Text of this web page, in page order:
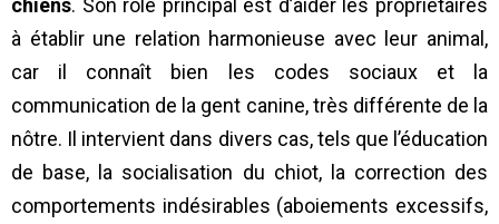
chiens. Son rôle principal est d’aider les propriétaires
à établir une relation harmonieuse avec leur animal,
car il connaît bien les codes sociaux et la
communication de la gent canine, très différente de la
nôtre. Il intervient dans divers cas, tels que l’éducation
de base, la socialisation du chiot, la correction des
comportements indésirables (aboiements excessifs,